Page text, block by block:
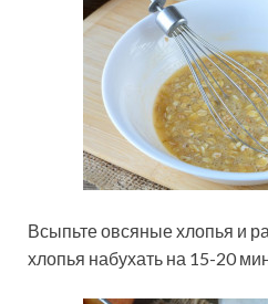
Всыпьте овсяные хлопья и
хлопья набухать на 15-20